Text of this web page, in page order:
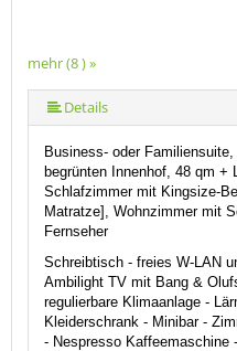
mehr (8 ) »
mehr (8 ) »
mehr (8 ) »
mehr (8 ) »
mehr (8 ) »
Details
Business- oder
begrünten Innenhof, 48 qm +
Schlafzimmer mit Kingsize-
Matratze], Wohnzimmer mit
Fernseher
Schreibtisch - freies W-LAN
Ambilight TV mit Bang &
regulierbare Klimaanlage -
Kleiderschrank - Minibar -
- Nespresso Kaffeemaschine -